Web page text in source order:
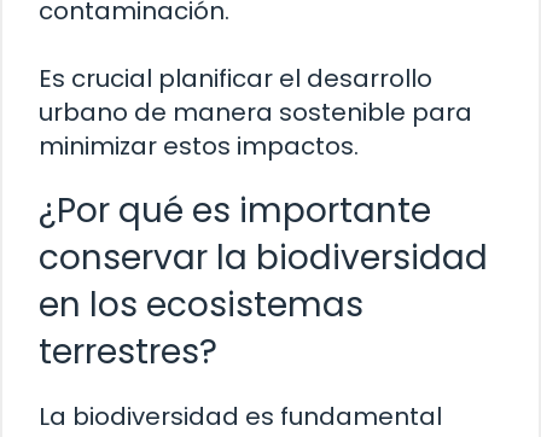
contaminación.
Es crucial planificar el desarrollo
urbano de manera sostenible para
minimizar estos impactos.
¿Por qué es importante
conservar la biodiversidad
en los ecosistemas
terrestres?
La biodiversidad es fundamental